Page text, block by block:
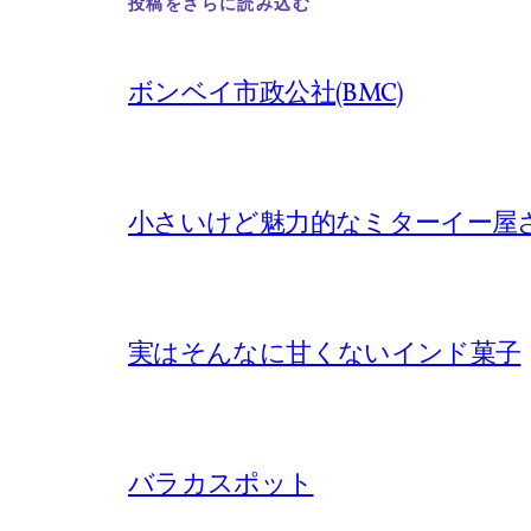
投稿をさらに読み込む
ボンベイ市政公社(BMC)
小さいけど魅力的なミターイー屋
実はそんなに甘くないインド菓子
バラカスポット